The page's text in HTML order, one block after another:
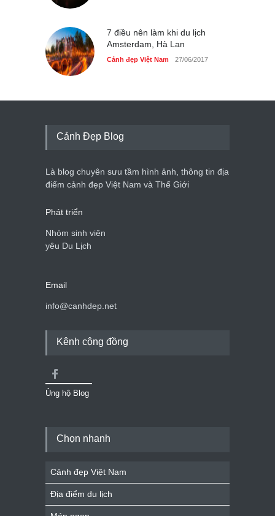
7 điều nên làm khi du lịch
Amsterdam, Hà Lan
Cảnh đẹp Việt Nam 27/06/2017
Cảnh Đẹp Blog
Là blog chuyên sưu tầm hình ảnh, thông tin địa
điểm cảnh đẹp Việt Nam và Thế Giới
Phát triển
Nhóm sinh viên
yêu Du Lịch
Email
info@canhdep.net
Kênh cộng đồng
Ủng hộ Blog
Chọn nhanh
Cảnh đẹp Việt Nam
Địa điểm du lịch